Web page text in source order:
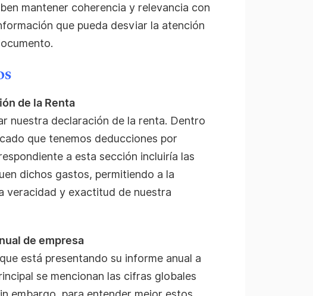
mantener coherencia y relevancia con
que pueda desviar la atención
de la Renta
nuestra declaración de la renta. Dentro
que tenemos deducciones por
a esta sección incluiría las
dichos gastos, permitiendo a la
veracidad y exactitud de nuestra
de empresa
está presentando su informe anual a
se mencionan las cifras globales